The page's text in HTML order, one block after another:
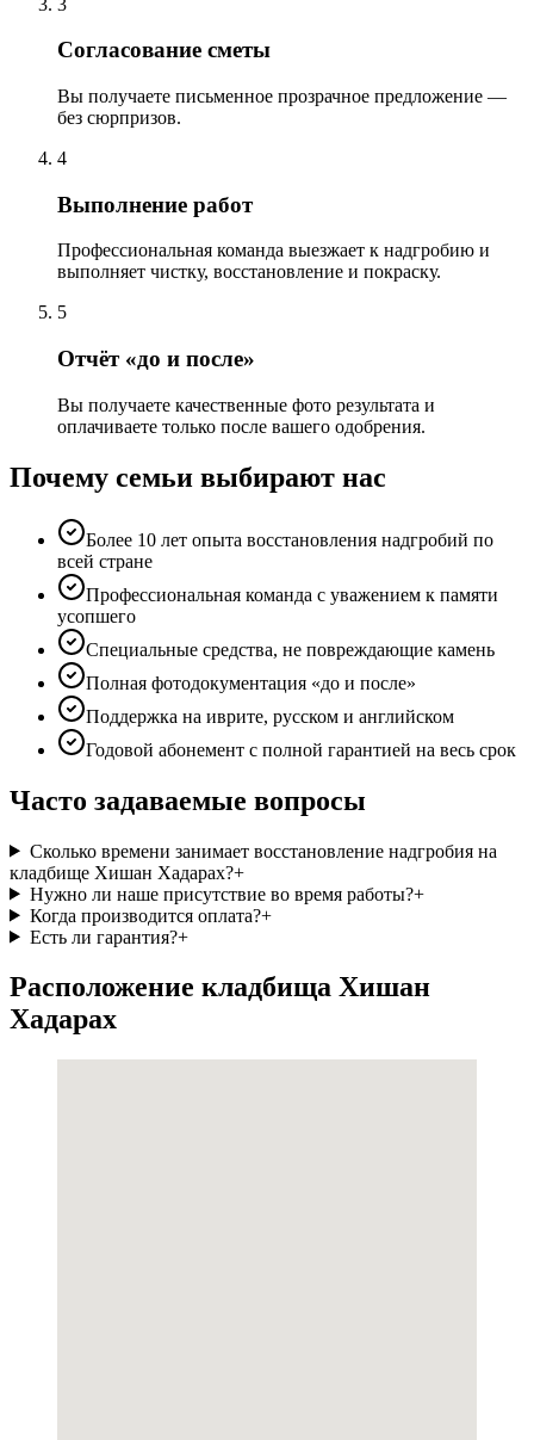
Согласование сметы
Вы получаете письменное прозрачное предложение —
без сюрпризов.
4
Выполнение работ
Профессиональная команда выезжает к надгробию и
выполняет чистку, восстановление и покраску.
5
Отчёт «до и после»
Вы получаете качественные фото результата и
оплачиваете только после вашего одобрения.
Почему семьи выбирают нас
Более 10 лет опыта восстановления надгробий по
всей стране
Профессиональная команда с уважением к памяти
усопшего
Специальные средства, не повреждающие камень
Полная фотодокументация «до и после»
Поддержка на иврите, русском и английском
Годовой абонемент с полной гарантией на весь срок
Часто задаваемые вопросы
Сколько времени занимает восстановление надгробия на
кладбище Хишан Хадарах?+
Нужно ли наше присутствие во время работы?+
Когда производится оплата?+
Есть ли гарантия?+
Расположение кладбища Хишан
Хадарах